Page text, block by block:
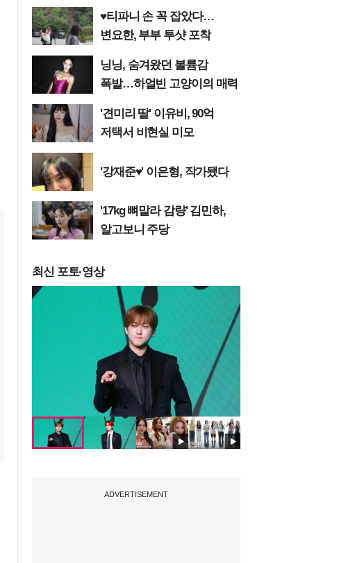
♥티파니 손 꼭 잡았다…
변요한, 부부 투샷 포착
닝닝, 숨겨왔던 볼륨감
폭발…하얼빈 고양이의 매력
'견미리 딸' 이유비, 90억
저택서 비현실 미모
'강재준♥' 이은형, 작가됐다
'17kg 뼈말라 감량' 김민하,
알고보니 주당
최신 포토·영상
ADVERTISEMENT